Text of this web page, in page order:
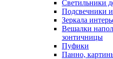
Светильники
Подсвечники
Зеркала
Вешалки
зонтичницы
Пуфики
Панно,